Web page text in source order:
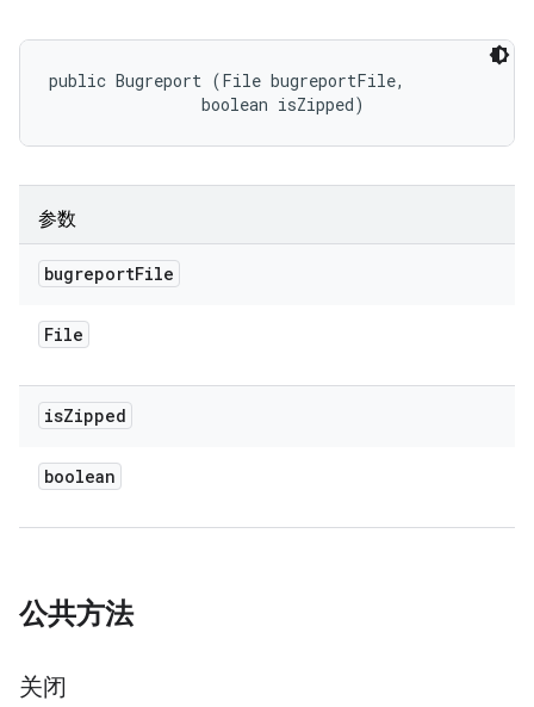
public Bugreport (File bugreportFile,
                boolean isZipped)
参数
bugreportFile
File
isZipped
boolean
公共方法
关闭